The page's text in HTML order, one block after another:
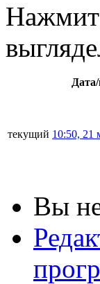
текущий 10:50, 21
Вы